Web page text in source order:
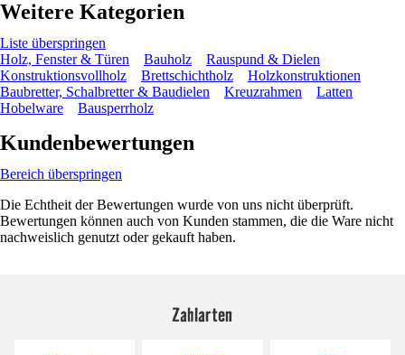
Weitere Kategorien
Liste überspringen
Holz, Fenster & Türen
Bauholz
Rauspund & Dielen
Konstruktionsvollholz
Brettschichtholz
Holzkonstruktionen
Baubretter, Schalbretter & Baudielen
Kreuzrahmen
Latten
Hobelware
Bausperrholz
Kundenbewertungen
Bereich überspringen
Die Echtheit der Bewertungen wurde von uns nicht überprüft.
Bewertungen können auch von Kunden stammen, die die Ware nicht
nachweislich genutzt oder gekauft haben.
Zahlarten